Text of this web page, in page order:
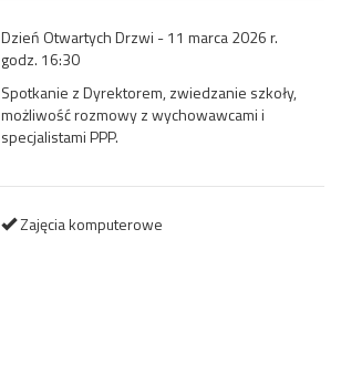
Dzień Otwartych Drzwi - 11 marca 2026 r.
godz. 16:30
Spotkanie z Dyrektorem, zwiedzanie szkoły,
możliwość rozmowy z wychowawcami i
specjalistami PPP.
Zajęcia komputerowe